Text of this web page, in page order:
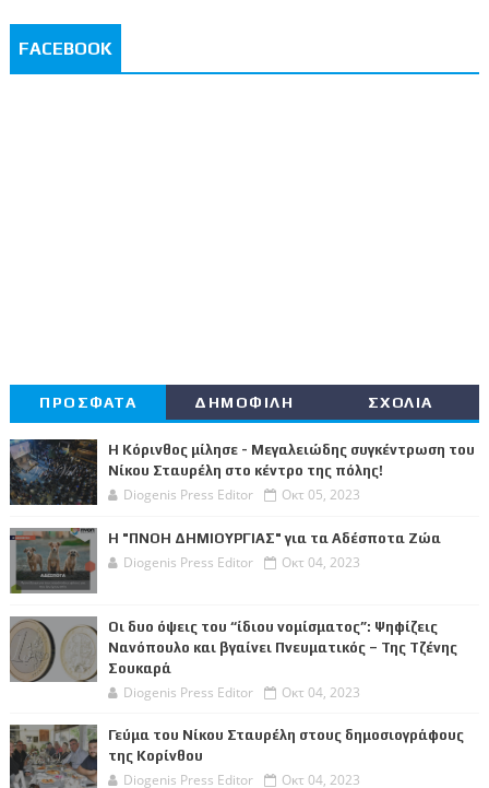
FACEBOOK
ΠΡΟΣΦΑΤΑ ΔΗΜΟΦΙΛΗ ΣΧΟΛΙΑ
Η Κόρινθος μίλησε - Μεγαλειώδης συγκέντρωση του
Νίκου Σταυρέλη στο κέντρο της πόλης!
Diogenis Press Editor Οκτ 05, 2023
Η "ΠΝΟΗ ΔΗΜΙΟΥΡΓΙΑΣ" για τα Αδέσποτα Ζώα
Diogenis Press Editor Οκτ 04, 2023
Οι δυο όψεις του “ίδιου νομίσματος”: Ψηφίζεις
Νανόπουλο και βγαίνει Πνευματικός – Της Τζένης
Σουκαρά
Diogenis Press Editor Οκτ 04, 2023
Γεύμα του Νίκου Σταυρέλη στους δημοσιογράφους
της Κορίνθου
Diogenis Press Editor Οκτ 04, 2023